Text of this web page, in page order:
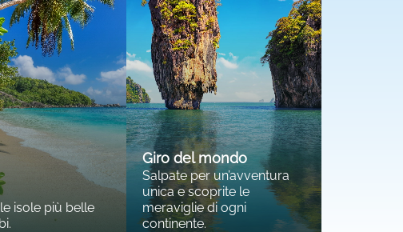
isole più belle
Giro del mondo
Salpate per un’avventura
unica e scoprite le
meraviglie di ogni
continente.